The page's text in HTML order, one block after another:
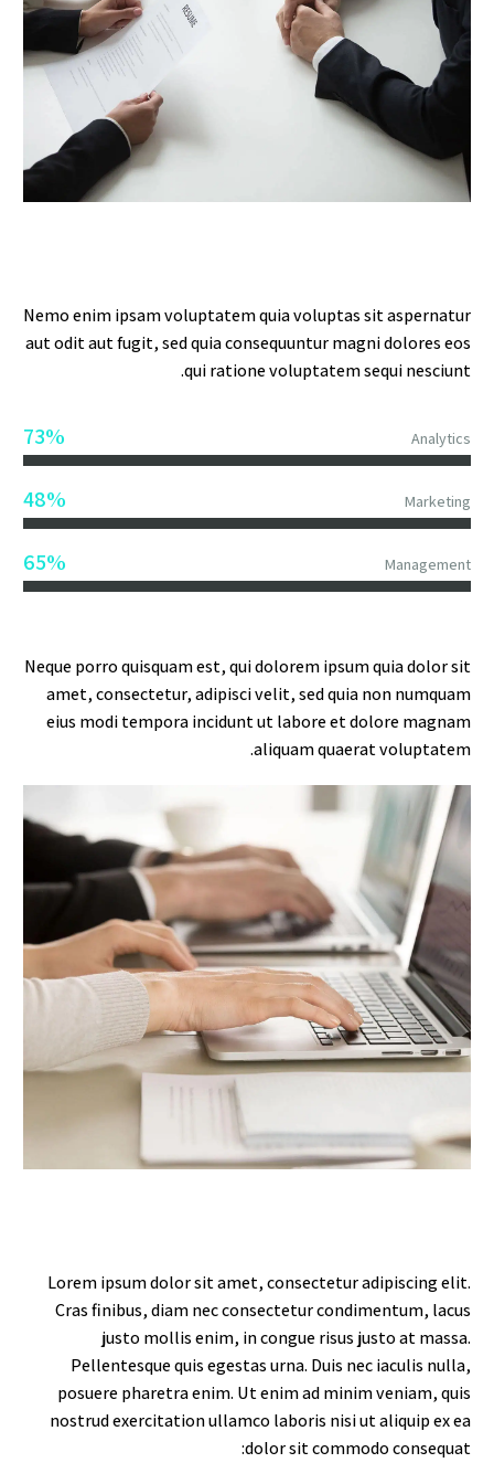
Nemo enim ipsam voluptatem quia voluptas sit aspernatur
aut odit aut fugit, sed quia consequuntur magni dolores eos
qui ratione voluptatem sequi nesciunt.
Analytics
73%
Marketing
48%
Management
65%
Neque porro quisquam est, qui dolorem ipsum quia dolor sit
amet, consectetur, adipisci velit, sed quia non numquam
eius modi tempora incidunt ut labore et dolore magnam
aliquam quaerat voluptatem.
Lorem ipsum dolor sit amet, consectetur adipiscing elit.
Cras finibus, diam nec consectetur condimentum, lacus
justo mollis enim, in congue risus justo at massa.
Pellentesque quis egestas urna. Duis nec iaculis nulla,
posuere pharetra enim. Ut enim ad minim veniam, quis
nostrud exercitation ullamco laboris nisi ut aliquip ex ea
dolor sit commodo consequat: